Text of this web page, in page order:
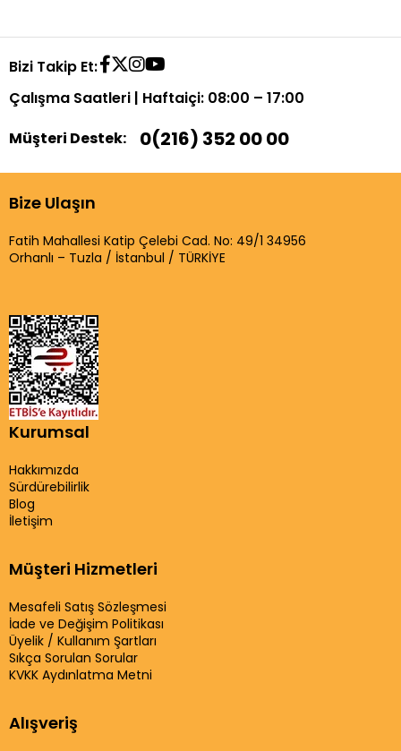
Bizi Takip Et:
Çalışma Saatleri | Haftaiçi: 08:00 – 17:00
Müşteri Destek:
0(216) 352 00 00
Bize Ulaşın
Fatih Mahallesi Katip Çelebi Cad. No: 49/1 34956
Orhanlı – Tuzla / İstanbul / TÜRKİYE
Kurumsal
Hakkımızda
Sürdürebilirlik
Blog
İletişim
Müşteri Hizmetleri
Mesafeli Satış Sözleşmesi
İade ve Değişim Politikası
Üyelik / Kullanım Şartları
Sıkça Sorulan Sorular
KVKK Aydınlatma Metni
Alışveriş